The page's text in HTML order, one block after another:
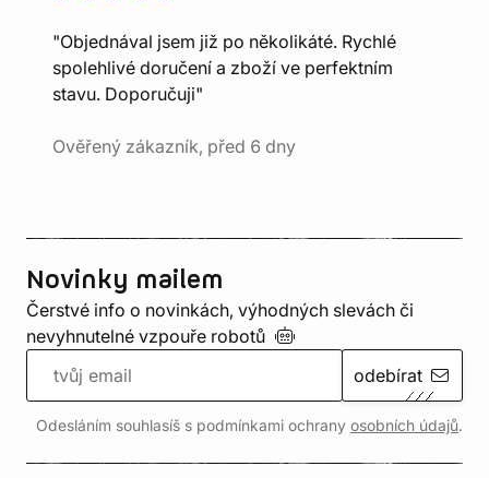
"Objednával jsem již po několikáté. Rychlé
spolehlivé doručení a zboží ve perfektním
stavu. Doporučuji"
Ověřený zákazník, před 6 dny
Novinky mailem
Čerstvé info o novinkách, výhodných slevách či
nevyhnutelné vzpouře robotů
odebírat
Odesláním souhlasíš s podmínkami ochrany osobních údajů.